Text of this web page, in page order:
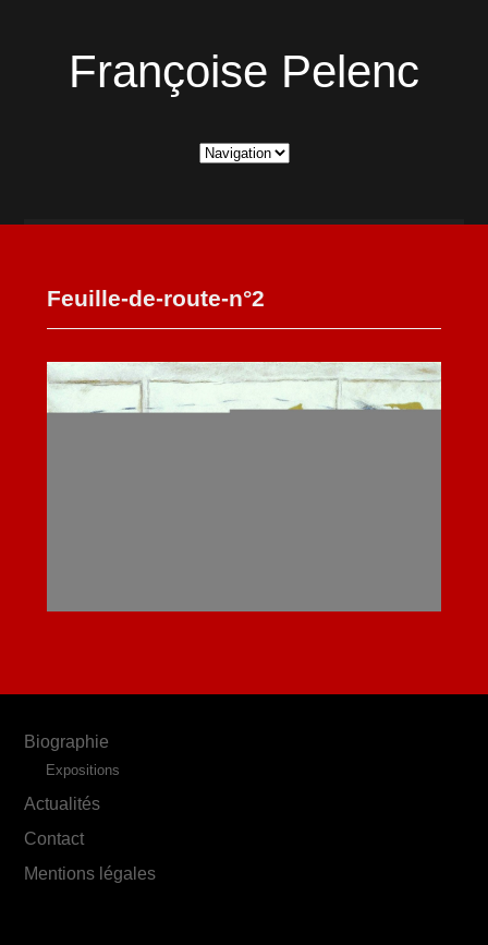
Françoise Pelenc
Feuille-de-route-n°2
Biographie
Expositions
Actualités
Contact
Mentions légales